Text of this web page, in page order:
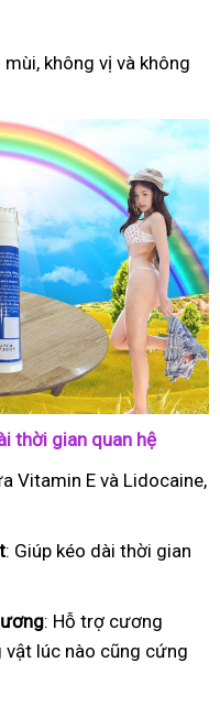
không vị và không
thời gian quan hệ
Vitamin E và Lidocaine,
: Giúp kéo dài thời gian
: Hỗ trợ cương
lúc nào cũng cứng